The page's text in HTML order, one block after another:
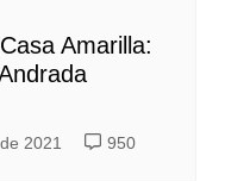
Amarilla:
2021 950